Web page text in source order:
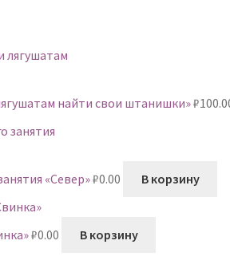
найти свои штанишки»₽
«Север»₽0.00 В корзину
₽0.00 В корзину